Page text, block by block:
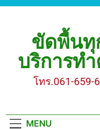
ขัดพื้นหินขั
ขัดพื้นหินอ่อน โทร
บทความ
ขัดพื้นทุ
บริการท
โทร.061-659-
MENU